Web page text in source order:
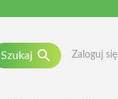
Szukaj  Zaloguj się